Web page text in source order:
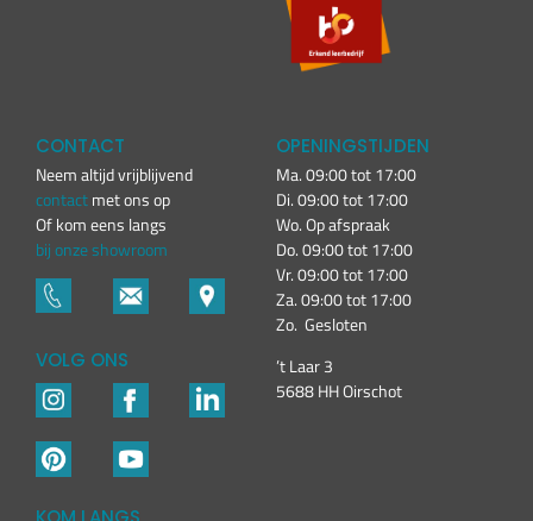
CONTACT
Neem altijd vrijblijvend
contactmet ons op
Of kom eens langs
bij onze showroom
VOLG ONS
OPENINGSTIJDEN
Ma. 09:00 tot 17:00
Di. 09:00 tot 17:00
Wo. Op afspraak
Do. 09:00 tot 17:00
Vr. 09:00 tot 17:00
Za. 09:00 tot 17:00
Zo. Gesloten
’t Laar 3
5688 HH Oirschot